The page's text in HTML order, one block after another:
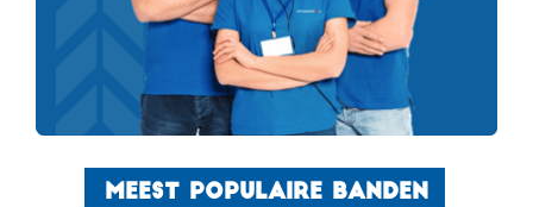
MEEST POPULAIRE BANDEN